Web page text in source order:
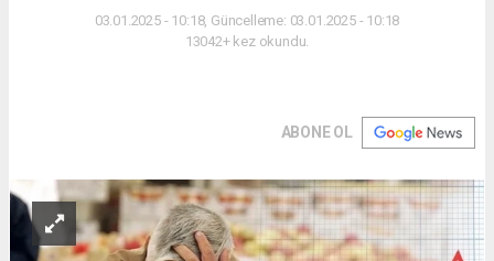
03.01.2025 - 10:18, Güncelleme: 03.01.2025 - 10:18
13042+ kez okundu.
ABONE OL